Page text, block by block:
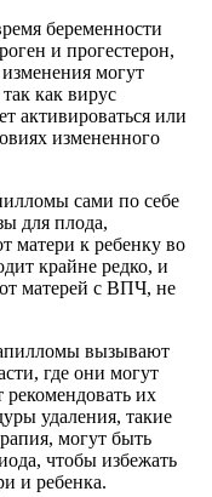
беременности
и прогестерон,
могут
как вирус
активироваться или
измененного
сами по себе
для плода,
матери к ребенку во
крайне редко, и
матерей с ВПЧ, не
вызывают
где они могут
их
удаления, такие
могут быть
чтобы избежать
и ребенка.